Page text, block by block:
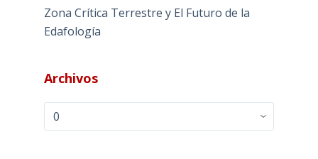
Zona Crítica Terrestre y El Futuro de la
Edafología
Archivos
Archivos